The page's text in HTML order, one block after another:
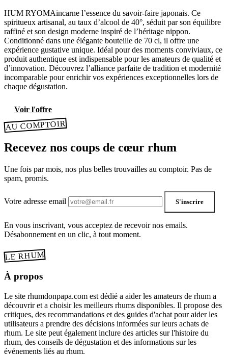
HUM RYOMAincarne l’essence du savoir-faire japonais. Ce
spiritueux artisanal, au taux d’alcool de 40°, séduit par son équilibre
raffiné et son design moderne inspiré de l’héritage nippon.
Conditionné dans une élégante bouteille de 70 cl, il offre une
expérience gustative unique. Idéal pour des moments conviviaux, ce
produit authentique est indispensable pour les amateurs de qualité et
d’innovation. Découvrez l’alliance parfaite de tradition et modernité
incomparable pour enrichir vos expériences exceptionnelles lors de
chaque dégustation.
Voir l'offre
AU COMPTOIR
Recevez nos coups de cœur rhum
Une fois par mois, nos plus belles trouvailles au comptoir. Pas de
spam, promis.
Votre adresse email S'inscrire
En vous inscrivant, vous acceptez de recevoir nos emails.
Désabonnement en un clic, à tout moment.
LE RHUM
À propos
Le site rhumdonpapa.com est dédié a aider les amateurs de rhum a
découvrir et a choisir les meilleurs rhums disponibles. Il propose des
critiques, des recommandations et des guides d'achat pour aider les
utilisateurs a prendre des décisions informées sur leurs achats de
rhum. Le site peut également inclure des articles sur l'histoire du
rhum, des conseils de dégustation et des informations sur les
événements liés au rhum.